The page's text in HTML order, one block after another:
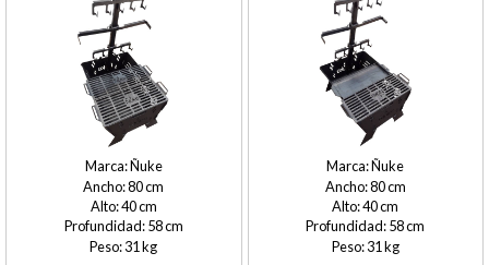
Ñuke
80
40
58
31
Ñuke
80
40
58
31